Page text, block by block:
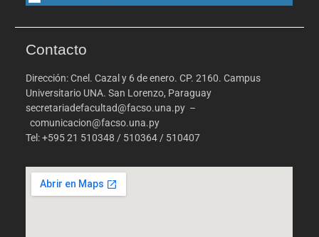
Contacto
Dirección: Cnel. Cazal y 6 de enero. CP. 2160. Campus
Universitario UNA. San Lorenzo, Paraguay
secretariadefacultad@facso.una.py –
comunicacion@facso.una.py
Tel: +595 21 510348 / 510364 / 510407